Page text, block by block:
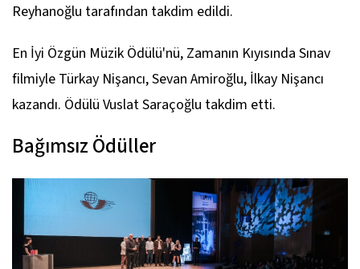
Reyhanoğlu tarafından takdim edildi.
En İyi Özgün Müzik Ödülü'nü, Zamanın Kıyısında Sınav
filmiyle Türkay Nişancı, Sevan Amiroğlu, İlkay Nişancı
kazandı. Ödülü Vuslat Saraçoğlu takdim etti.
Bağımsız Ödüller